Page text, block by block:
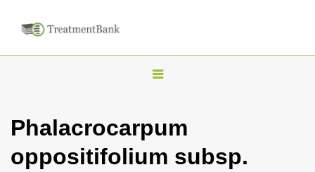
T
g
l
Phalacrocarpum
oppositifolium subsp.